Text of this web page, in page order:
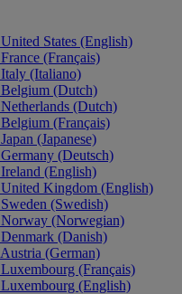
United States (English)
France (Français)
Italy (Italiano)
Belgium (Dutch)
Netherlands (Dutch)
Belgium (Français)
Japan (Japanese)
Germany (Deutsch)
Ireland (English)
United Kingdom (English)
Sweden (Swedish)
Norway (Norwegian)
Denmark (Danish)
Austria (German)
Luxembourg (Français)
Luxembourg (English)